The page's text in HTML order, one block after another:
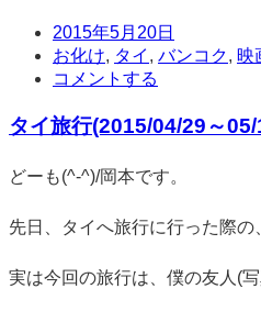
日
時
2015年5月20日
タ
グ
お化け, タイ , バンコク, 映
コ
ン
コメントする
タイ旅行(2015/04/29～
標
どーも(^-^)/岡本です。
先日、タイへ旅行に行った際の
実は今回の旅行は、僕の友人(